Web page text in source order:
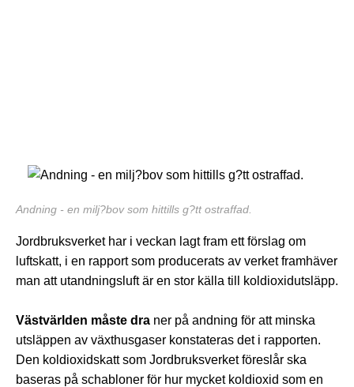
Andning - en milj?bov som hittills g?tt ostraffad.
Jordbruksverket har i veckan lagt fram ett förslag om
luftskatt, i en rapport som producerats av verket framhäver
man att utandningsluft är en stor källa till koldioxidutsläpp.
Västvärlden måste dra ner på andning för att minska
utsläppen av växthusgaser konstateras det i rapporten.
Den koldioxidskatt som Jordbruksverket föreslår ska
baseras på schabloner för hur mycket koldioxid som en